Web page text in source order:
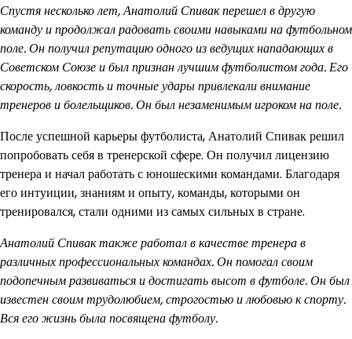
Спустя несколько лет, Анатолий Спивак перешел в другую
команду и продолжал радовать своими навыками на футбольном
поле. Он получил репутацию одного из ведущих нападающих в
Советском Союзе и был признан лучшим футболистом года. Его
скорость, ловкость и точные удары привлекали внимание
тренеров и болельщиков. Он был незаменимым игроком на поле.
После успешной карьеры футболиста, Анатолий Спивак решил
попробовать себя в тренерской сфере. Он получил лицензию
тренера и начал работать с юношескими командами. Благодаря
его интуиции, знаниям и опыту, команды, которыми он
тренировался, стали одними из самых сильных в стране.
Анатолий Спивак также работал в качестве тренера в
различных профессиональных командах. Он помогал своим
подопечным развиваться и достигать высот в футболе. Он был
известен своим трудолюбием, строгостью и любовью к спорту.
Вся его жизнь была посвящена футболу.